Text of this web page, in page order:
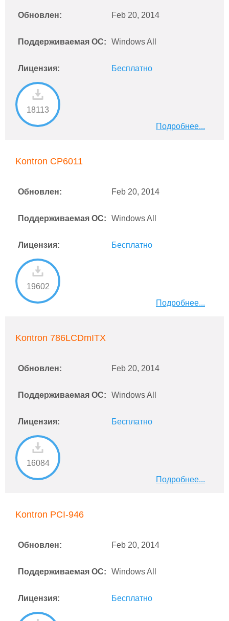
Обновлен: Feb 20, 2014
Поддерживаемая ОС: Windows All
Лицензия: Бесплатно
18113
Подробнее...
Kontron CP6011
Обновлен: Feb 20, 2014
Поддерживаемая ОС: Windows All
Лицензия: Бесплатно
19602
Подробнее...
Kontron 786LCDmITX
Обновлен: Feb 20, 2014
Поддерживаемая ОС: Windows All
Лицензия: Бесплатно
16084
Подробнее...
Kontron PCI-946
Обновлен: Feb 20, 2014
Поддерживаемая ОС: Windows All
Лицензия: Бесплатно